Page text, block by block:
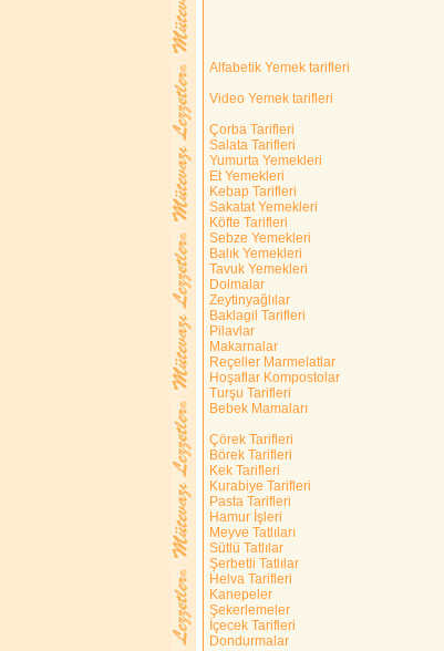
Alfabetik Yemek tarifleri
Video Yemek tarifleri
Çorba Tarifleri
Salata Tarifleri
Yumurta Yemekleri
Et Yemekleri
Kebap Tarifleri
Sakatat Yemekleri
Köfte Tarifleri
Sebze Yemekleri
Balık Yemekleri
Tavuk Yemekleri
Dolmalar
Zeytinyağlılar
Baklagil Tarifleri
Pilavlar
Makarnalar
Reçeller Marmelatlar
Hoşaflar Kompostolar
Turşu Tarifleri
Bebek Mamaları
Çörek Tarifleri
Börek Tarifleri
Kek Tarifleri
Kurabiye Tarifleri
Pasta Tarifleri
Hamur İşleri
Meyve Tatlıları
Sütlü Tatlılar
Şerbetli Tatlılar
Helva Tarifleri
Kanepeler
Şekerlemeler
İçecek Tarifleri
Dondurmalar